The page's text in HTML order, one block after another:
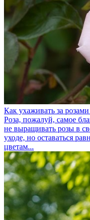
Как ухаживать за
Роза, пожалуй, самое
не выращивать розы в
уходе, но оставаться
цветам...